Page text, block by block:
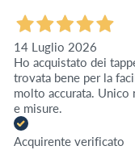
14 Luglio 2026
Ho acquistato dei
trovata bene per la
molto accurata. Unico
e misure.
Acquirente verificato